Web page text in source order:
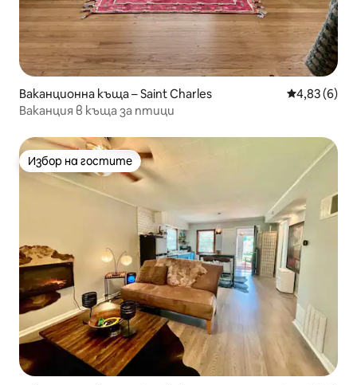
Ваканционна къща – Saint Charles Средна
4,83 (6)
Ваканция в къща за птици
Избор на гостите
Избор на гостите